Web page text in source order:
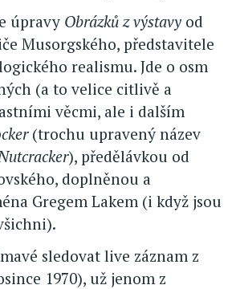
úpravy Obrázků z výstavy od
Musorgského, představitele
realismu. Jde o osm
(a to velice citlivě a
věcmi, ale i dalším
(trochu upravený název
), předělávkou od
doplněnou a
Gregem Lakem (i když jsou
sledovat live záznam z
1970), už jenom z